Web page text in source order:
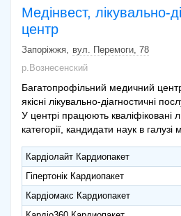
Медінвест, лікувально-
центр
Запоріжжя
вул. Перемоги, 78
р.Вознесенский
Багатопрофільний медичний
якісні лікувально-діагностичні
У центрі працюють кваліфіковані
категорії, кандидати наук в галузі
Кардіолайт Кардиопакет
Гіпертонік Кардиопакет
Кардіомакс Кардиопакет